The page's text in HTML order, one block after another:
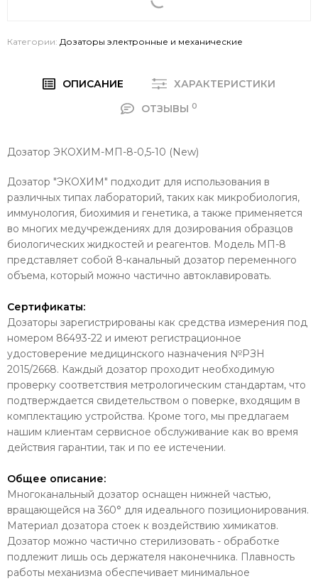
Категории: Дозаторы электронные и механические
ОПИСАНИЕ
ХАРАКТЕРИСТИКИ
ОТЗЫВЫ 0
Дозатор ЭКОХИМ-МП-8-0,5-10 (New)
Дозатор "ЭКОХИМ" подходит для использования в
различных типах лабораторий, таких как микробиология,
иммунология, биохимия и генетика, а также применяется
во многих медучреждениях для дозирования образцов
биологических жидкостей и реагентов. Модель МП-8
представляет собой 8-канальный дозатор переменного
объема, который можно частично автоклавировать.
Сертификаты:
Дозаторы зарегистрированы как средства измерения под
номером 86493-22 и имеют регистрационное
удостоверение медицинского назначения №РЗН
2015/2668. Каждый дозатор проходит необходимую
проверку соответствия метрологическим стандартам, что
подтверждается свидетельством о поверке, входящим в
комплектацию устройства. Кроме того, мы предлагаем
нашим клиентам сервисное обслуживание как во время
действия гарантии, так и по ее истечении.
Общее описание:
Многоканальный дозатор оснащен нижней частью,
вращающейся на 360° для идеального позиционирования.
Материал дозатора стоек к воздействию химикатов.
Дозатор можно частично стерилизовать - обработке
подлежит лишь ось держателя наконечника. Плавность
работы механизма обеспечивает минимальное